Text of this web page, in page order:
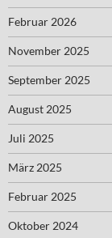
Februar 2026
November 2025
September 2025
August 2025
Juli 2025
März 2025
Februar 2025
Oktober 2024